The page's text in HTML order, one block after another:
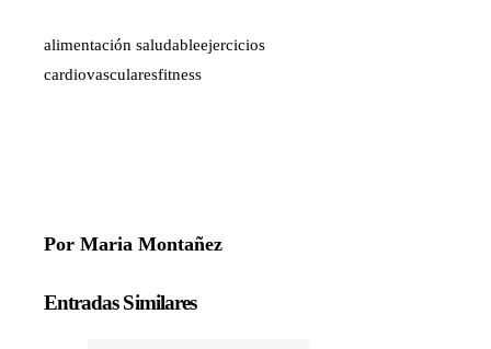
alimentación saludableejercicios
cardiovascularesfitness
Por Maria Montañez
Entradas Similares